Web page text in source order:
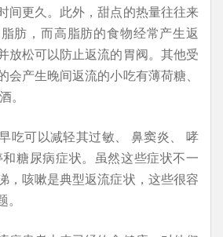
间更久。此外，甜点的热量往往来
肪，而高脂肪的食物经常产生返
放松可以防止返流的胃阀。其他受
会产生晚间返流的小吃有薄荷糖、
。
吃可以减轻其过敏、 鼻窦炎、 哮
糖尿病症状。虽然这些症状不一
，咳嗽是典型返流症状，这些很容